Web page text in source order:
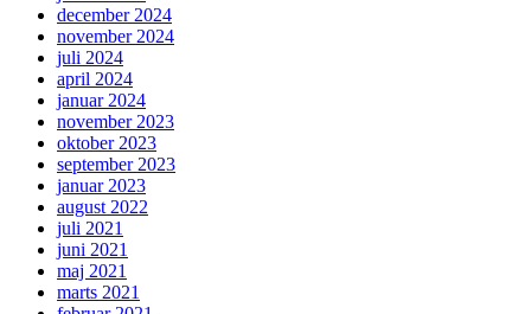
december 2024
november 2024
juli 2024
april 2024
januar 2024
november 2023
oktober 2023
september 2023
januar 2023
august 2022
juli 2021
juni 2021
maj 2021
marts 2021